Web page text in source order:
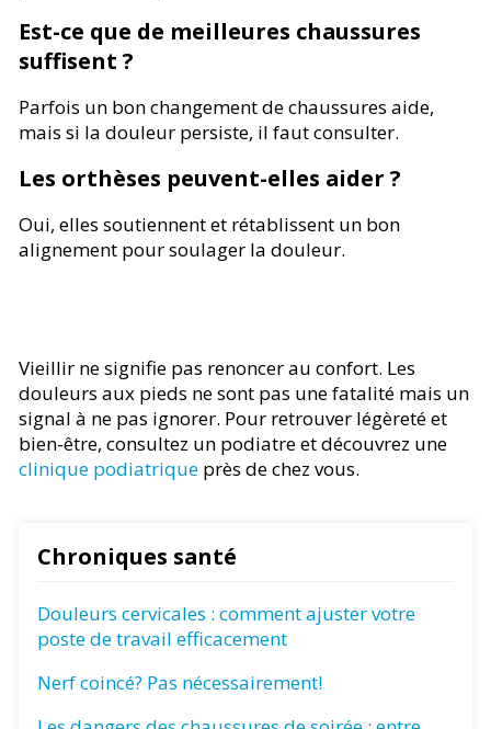
Est-ce que de meilleures chaussures
suffisent ?
Parfois un bon changement de chaussures aide,
mais si la douleur persiste, il faut consulter.
Les orthèses peuvent-elles aider ?
Oui, elles soutiennent et rétablissent un bon
alignement pour soulager la douleur.
Vieillir ne signifie pas renoncer au confort. Les
douleurs aux pieds ne sont pas une fatalité mais un
signal à ne pas ignorer. Pour retrouver légèreté et
bien-être, consultez un podiatre et découvrez une
clinique podiatrique près de chez vous.
Chroniques santé
Douleurs cervicales : comment ajuster votre
poste de travail efficacement
Nerf coincé? Pas nécessairement!